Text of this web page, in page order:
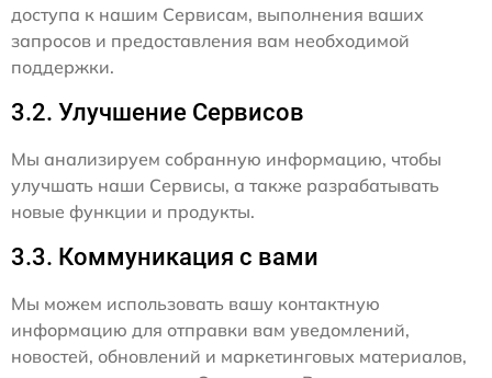
доступа к нашим Сервисам, выполнения ваших
запросов и предоставления вам необходимой
поддержки.
3.2. Улучшение Сервисов
Мы анализируем собранную информацию, чтобы
улучшать наши Сервисы, а также разрабатывать
новые функции и продукты.
3.3. Коммуникация с вами
Мы можем использовать вашу контактную
информацию для отправки вам уведомлений,
новостей, обновлений и маркетинговых материалов,